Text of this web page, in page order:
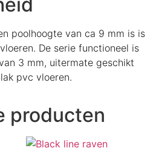
poolhoogte van ca 9 mm is is
De serie functioneel is
3 mm, uitermate geschikt
pvc vloeren.
producten